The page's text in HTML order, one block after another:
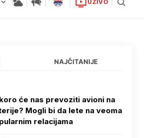
UŽIVO
NAJČITANIJE
će nas prevoziti avioni na
Mogli bi da lete na veoma
relacijama